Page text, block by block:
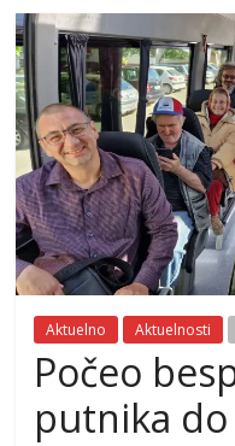
Aktuelno Aktuelnosti
Počeo
putnika do